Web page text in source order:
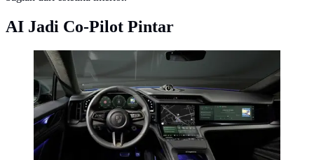
AI Jadi Co-Pilot Pintar
Asisten suara bertenaga AI mampu memahami instruksi
kompleks, dari mengatur suhu kabin hingga memilih
Mode Suasana Hati hanya dengan perintah suara
(Porsche)